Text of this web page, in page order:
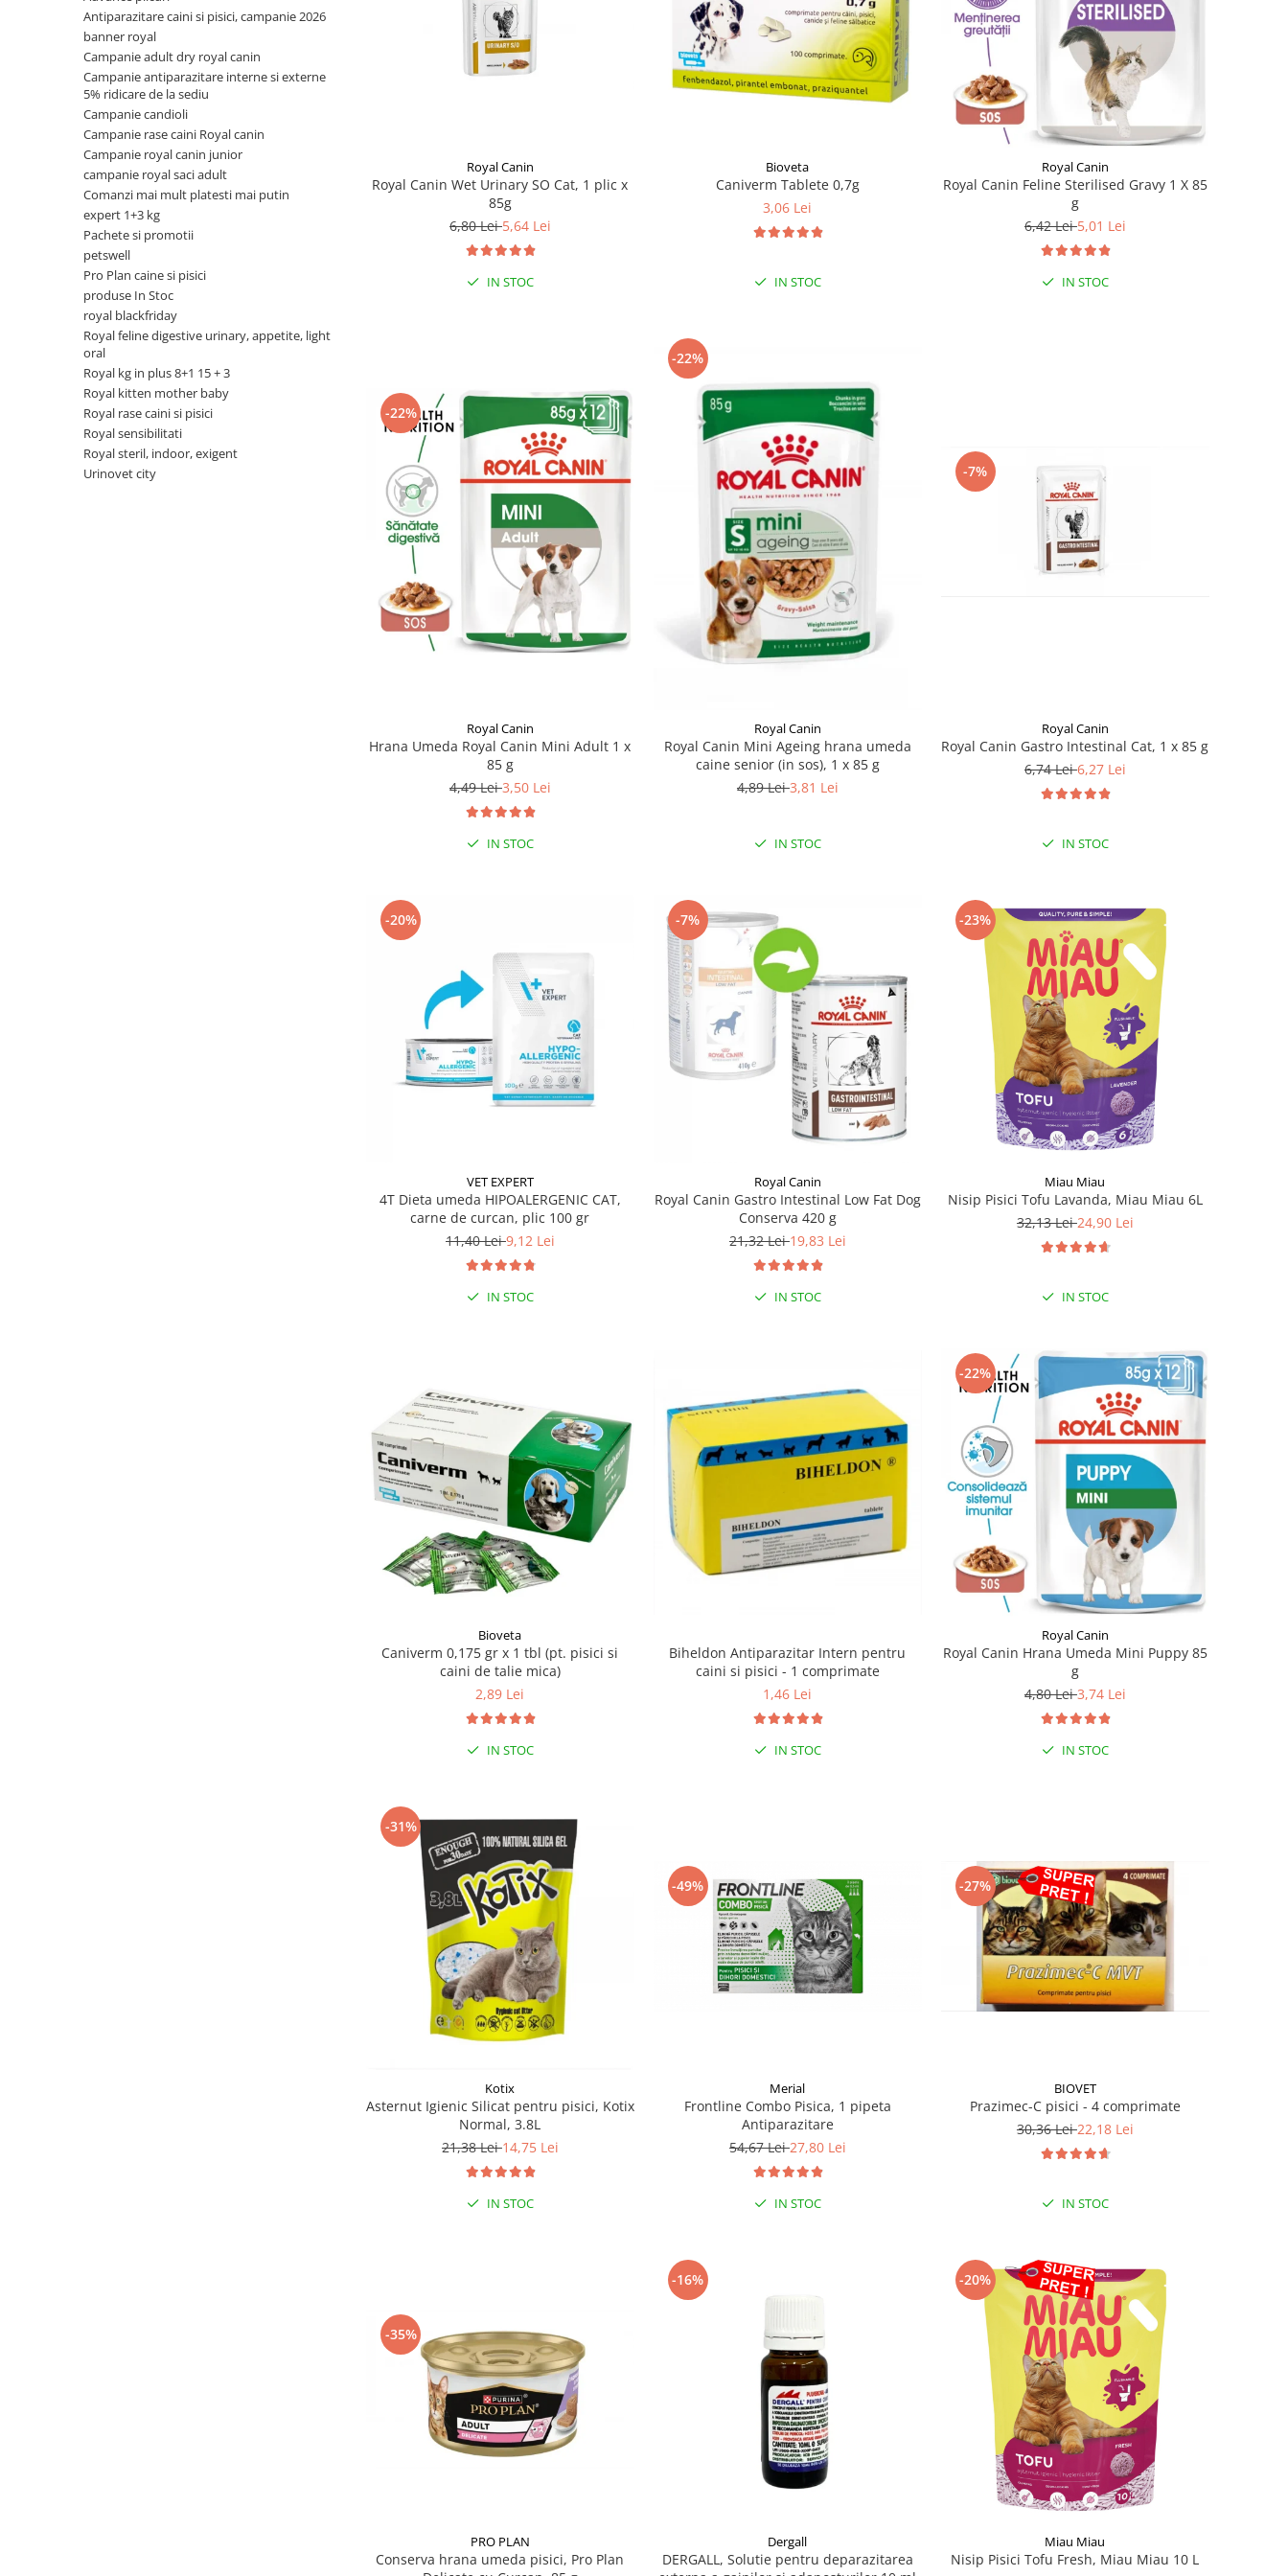
Antiparazitare interne si externe
Diverse caini
Suplimente nutritive, vitamine
Lapte Caini
Hrana economica caini
Accesorii caini
Castroane si boluri pentru apa si
Custi transport - Caini
Hamuri, Lese si Zgarzi
Jucarii caini
Paturi, perne si cosuri pentru caini
Igiena si ingrijire caini
Sampoane si Balsamuri
Servetele Umede
Covorase absorbante
Antiparazitare interne si externe
Diverse pisici
Suplimente nutritive, vitamine
Igiena si ingrijire pisici
Asternut litiera / Nisip / Silicat
Curatare Ochi
Igiena Interior
Igiena Pisici
Perii si descalcitoare pisici
Sampoane si Balsamuri
Solutii Atractante si repelente
Accesorii Pisici
Ansambluri de joaca, sisaluri
Castroane si boluri pentru apa si
Custi transport - Pisici
Jucarii Pisici
Antiparazitare caini si pisici, campanie 2026
banner royal
Campanie adult dry royal canin
Campanie antiparazitare interne si externe
5% ridicare de la sediu
Campanie candioli
Campanie rase caini Royal canin
Campanie royal canin junior
campanie royal saci adult
Comanzi mai mult platesti mai putin
expert 1+3 kg
Pachete si promotii
petswell
Pro Plan caine si pisici
produse In Stoc
royal blackfriday
Royal feline digestive urinary, appetite, light
oral
Royal kg in plus 8+1 15 + 3
Royal kitten mother baby
Royal rase caini si pisici
Royal sensibilitati
Royal steril, indoor, exigent
Urinovet city
Royal Canin
Royal Canin Wet Urinary SO Cat, 1 plic x
85g
6,80 Lei5,64 Lei
IN STOC
Bioveta
Caniverm Tablete 0,7g
3,06 Lei
IN STOC
Royal Canin
Royal Canin Feline Sterilised Gravy 1 X 85
g
6,42 Lei5,01 Lei
IN STOC
-22%
Royal Canin
Hrana Umeda Royal Canin Mini Adult 1 x
85 g
4,49 Lei3,50 Lei
IN STOC
-22%
Royal Canin
Royal Canin Mini Ageing hrana umeda
caine senior (in sos), 1 x 85 g
4,89 Lei3,81 Lei
IN STOC
-7%
Royal Canin
Royal Canin Gastro Intestinal Cat, 1 x 85 g
6,74 Lei6,27 Lei
IN STOC
-20%
VET EXPERT
4T Dieta umeda HIPOALERGENIC CAT,
carne de curcan, plic 100 gr
11,40 Lei9,12 Lei
IN STOC
-7%
Royal Canin
Royal Canin Gastro Intestinal Low Fat Dog
Conserva 420 g
21,32 Lei19,83 Lei
IN STOC
-23%
Miau Miau
Nisip Pisici Tofu Lavanda, Miau Miau 6L
32,13 Lei24,90 Lei
IN STOC
Bioveta
Caniverm 0,175 gr x 1 tbl (pt. pisici si
caini de talie mica)
2,89 Lei
IN STOC
Biheldon Antiparazitar Intern pentru
caini si pisici - 1 comprimate
1,46 Lei
IN STOC
-22%
Royal Canin
Royal Canin Hrana Umeda Mini Puppy 85
g
4,80 Lei3,74 Lei
IN STOC
-31%
Kotix
Asternut Igienic Silicat pentru pisici, Kotix
Normal, 3.8L
21,38 Lei14,75 Lei
IN STOC
-49%
Merial
Frontline Combo Pisica, 1 pipeta
Antiparazitare
54,67 Lei27,80 Lei
IN STOC
-27%
BIOVET
Prazimec-C pisici - 4 comprimate
30,36 Lei22,18 Lei
IN STOC
-35%
PRO PLAN
Conserva hrana umeda pisici, Pro Plan
-16%
Dergall
DERGALL, Solutie pentru deparazitarea
-20%
Miau Miau
Nisip Pisici Tofu Fresh, Miau Miau 10 L